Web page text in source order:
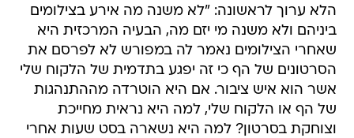
הלא ערוך לראשונה: "לא משנה מה אירע בצילומים
ביניהם ולא משנה מי יזם מה, הבעיה המרכזית היא
שאחרי הצילומים נאמר לה במפורש לא לפרסם את
הסרטונים של הף כי זה יפגע בתדמית של הלקוח שלי
אשר הוא איש ציבור. אם היא הוטרדה מההתנהגות
של הף או הלקוח שלי, למה היא נראית מחייכת
וצוחקת בסרטון? למה היא נשארה בסט שעות אחרי